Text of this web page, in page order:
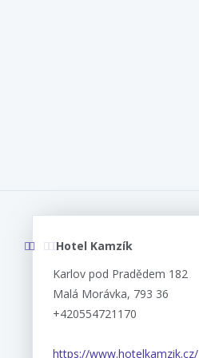
Hotel Kamzík
Karlov pod Pradědem 182
Malá Morávka, 793 36
+420554721170
https://www.hotelkamzik.cz/